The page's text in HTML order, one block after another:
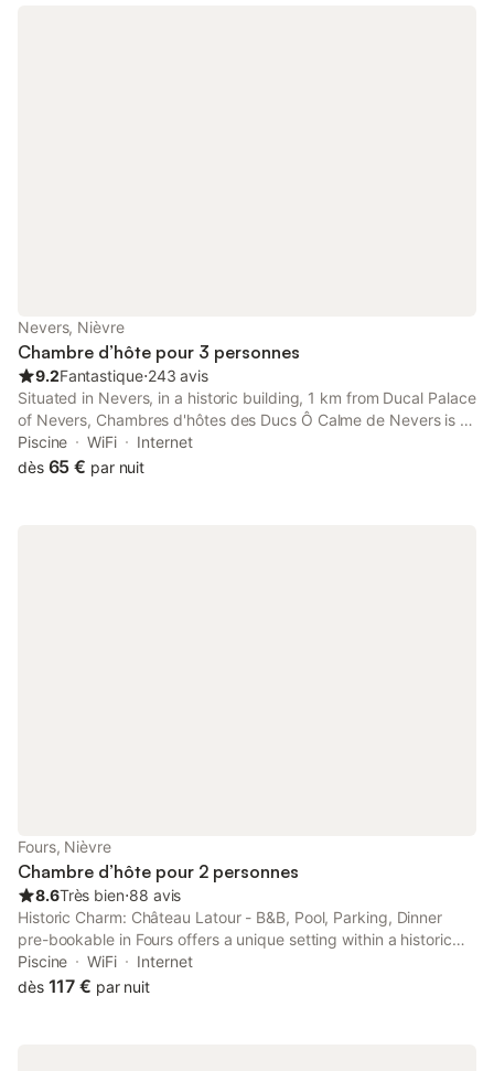
Nevers, Nièvre
Chambre d’hôte pour 3 personnes
9.2Fantastique⋅243 avis
Situated in Nevers, in a historic building, 1 km from Ducal Palace
of Nevers, Chambres d'hôtes des Ducs Ô Calme de Nevers is a
bed and breakfast with a seasonal outdoor swimming pool and
garden.
Piscine WiFi
Internet
dès 65 € par nuit
Fours, Nièvre
Chambre d’hôte pour 2 personnes
8.6Très bien⋅88 avis
Historic Charm: Château Latour - B&B, Pool, Parking, Dinner
pre-bookable in Fours offers a unique setting within a historic
building. Guests enjoy a sun terrace, lush garden, and a
seasonal outdoor swimming pool.
Piscine WiFi
Internet
dès 117 € par nuit